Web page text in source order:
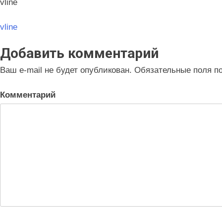
vline
Навигация
по
записям
vline
Добавить комментарий
Ваш e-mail не будет опубликован. Обязательные поля
Комментарий